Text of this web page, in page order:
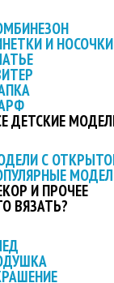
И НОСОЧКИ
ДЕТСКИЕ
С
И ПРОЧЕЕ
ВЯЗАТЬ?